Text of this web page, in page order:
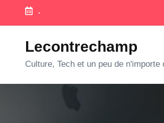
Skip
-
Lecontrechamp
Culture, Tech et un peu de n'importe